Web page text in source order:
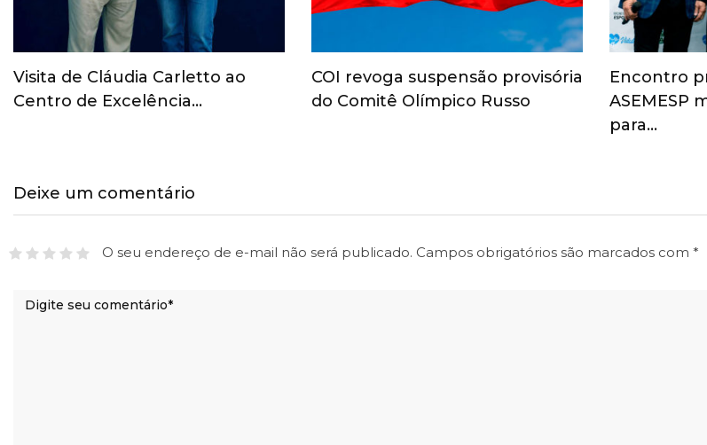
Visita de Cláudia Carletto ao
Centro de Excelência…
COI revoga suspensão provisória
do Comitê Olímpico Russo
Encontro
ASEMESP
para…
Deixe um comentário
O seu endereço de e-mail não será publicado. Campos obrigatórios são marcados com *